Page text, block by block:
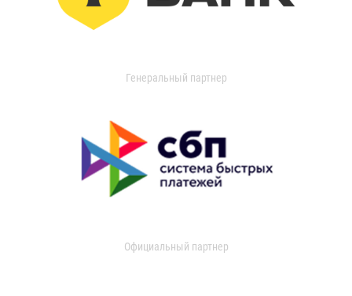
Генеральный партнер
Официальный партнер